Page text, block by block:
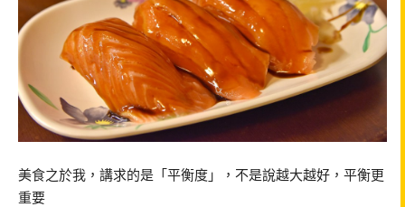
美食之於我，講求的是「平衡度」，不是說越大越好，平衡更
重要